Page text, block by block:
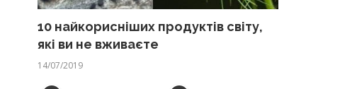
10 найкорисніших продуктів світу,
які ви не вживаєте
14/07/2019